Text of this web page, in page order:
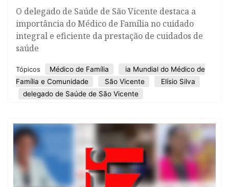
O delegado de Saúde de São Vicente destaca a
importância do Médico de Família no cuidado
integral e eficiente da prestação de cuidados de
saúde
Tópicos Médico de Família
ia Mundial do Médico de
Família e Comunidade
São Vicente
Elísio Silva
delegado de Saúde de São Vicente